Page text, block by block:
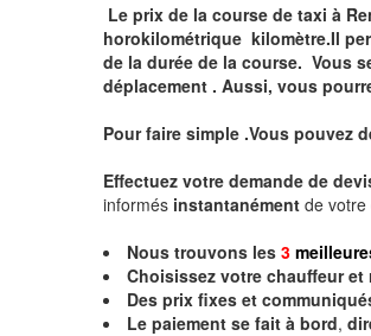
Le prix de la course de taxi à
horokilométrique kilomètre.Il
de la durée de la course. Vous
déplacement . Aussi, vous
Pour faire simple .Vous pouvez
Effectuez votre demande de
informés instantanément de
Nous trouvons les 3
Choisissez votre chauffeur et
Des prix fixes et
Le paiement se fait à bord,